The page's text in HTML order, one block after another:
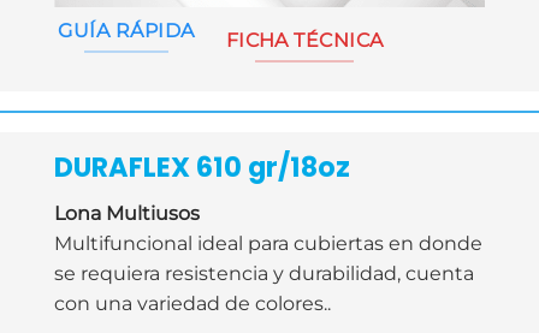
GUÍA RÁPIDA FICHA TÉCNICA
DURAFLEX 610 gr/18oz
Lona Multiusos
Multifuncional ideal para cubiertas en donde
se requiera resistencia y durabilidad, cuenta
con una variedad de colores..